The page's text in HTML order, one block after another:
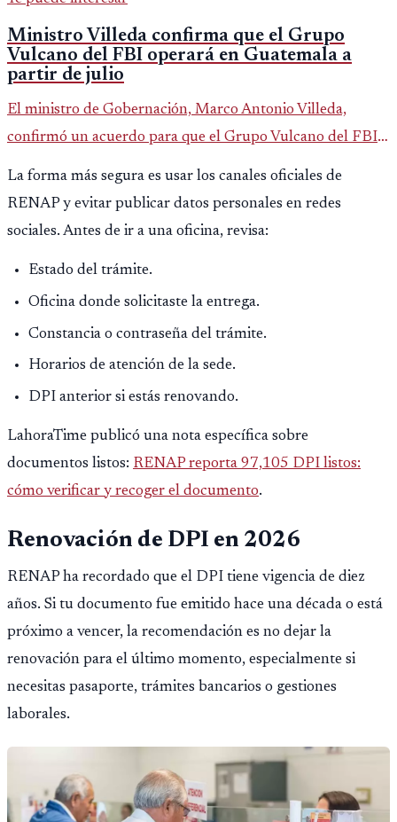
Ministro Villeda confirma que el Grupo
Vulcano del FBI operará en Guatemala a
partir de julio
El ministro de Gobernación, Marco Antonio Villeda,
confirmó un acuerdo para que el Grupo Vulcano del FBI
opere en Guatemala a partir de julio, tras un intento
fallido con la administración anterior del Ministerio
Público.
La forma más segura es usar los canales oficiales de
RENAP y evitar publicar datos personales en redes
sociales. Antes de ir a una oficina, revisa:
Estado del trámite.
Oficina donde solicitaste la entrega.
Constancia o contraseña del trámite.
Horarios de atención de la sede.
DPI anterior si estás renovando.
LahoraTime publicó una nota específica sobre
documentos listos: RENAP reporta 97,105 DPI listos:
cómo verificar y recoger el documento.
Renovación de DPI en 2026
RENAP ha recordado que el DPI tiene vigencia de diez
años. Si tu documento fue emitido hace una década o está
próximo a vencer, la recomendación es no dejar la
renovación para el último momento, especialmente si
necesitas pasaporte, trámites bancarios o gestiones
laborales.